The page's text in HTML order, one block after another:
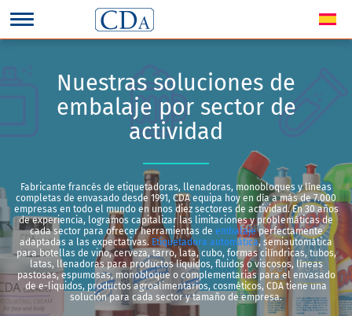
Nuestras soluciones de
embalaje por sector de
actividad
Fabricante francés de etiquetadoras, llenadoras, monobloques y líneas
completas de envasado desde 1991, CDA equipa hoy en día a más de 7.000
empresas en todo el mundo en unos diez sectores de actividad. En 30 años
de experiencia, logramos capitalizar las limitaciones y problemáticas de
cada sector para ofrecer herramientas de embalajeperfectamente
adaptadas a las expectativas. Etiquetadora automática, semiautomática
para botellas de vino, cerveza, tarro, lata, cubo, formas cilíndricas, tubos,
latas, llenadoras para productos líquidos, fluidos o viscosos, líneas
pastosas, espumosas, monobloque o complementarias para el envasado
de e-liquidos, productos agroalimentarios, cosméticos, CDA tiene una
solución para cada sector y tamaño de empresa.